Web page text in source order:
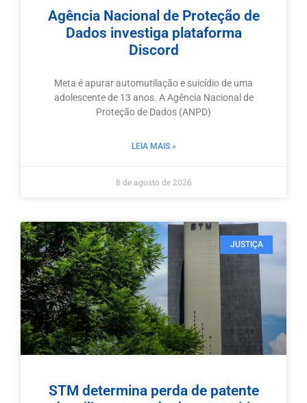
Agência Nacional de Proteção de
Dados investiga plataforma
Discord
Meta é apurar automutilação e suicídio de uma
adolescente de 13 anos. A Agência Nacional de
Proteção de Dados (ANPD)
LEIA MAIS »
8 de agosto de 2026
JUSTIÇA
STM determina perda de patente